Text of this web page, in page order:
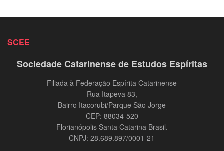
SCEE
Sociedade Catarinense de Estudos Espíritas
Filiada à Federação Espírita Catarinense
Rua Itapeva 83,
Bairro Itacorubi/Parque São Jorge
CEP: 88034-520
Florianópolis Santa Catarina Brasil.
CNPJ: 28.689.897/0001-21